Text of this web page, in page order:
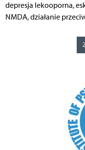
depresja lekooporna,
NMDA, działanie